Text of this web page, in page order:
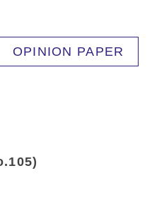
OPINION PAPER